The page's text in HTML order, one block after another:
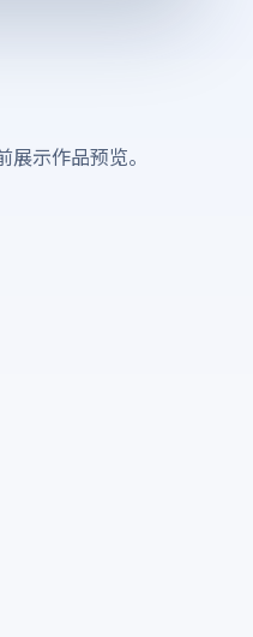
示作品预览。